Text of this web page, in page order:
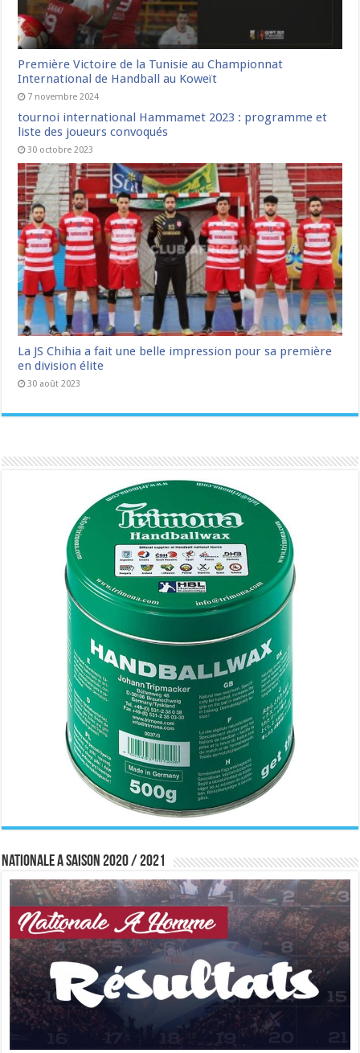
Première Victoire de la Tunisie au Championnat
International de Handball au Koweït
7 novembre 2024
tournoi international Hammamet 2023 : programme et
liste des joueurs convoqués
30 octobre 2023
La JS Chihia a fait une belle impression pour sa première
en division élite
30 août 2023
Nationale A saison 2020 / 2021